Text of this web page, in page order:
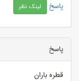
پاسخ
لینک نظر
پاسخ
قطره باران